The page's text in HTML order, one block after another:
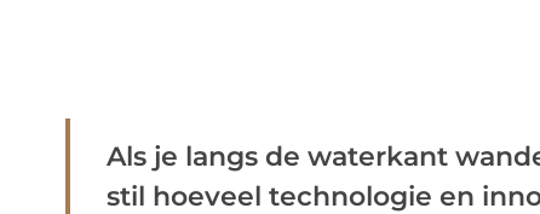
Als je langs de waterkant
stil hoeveel technologie en